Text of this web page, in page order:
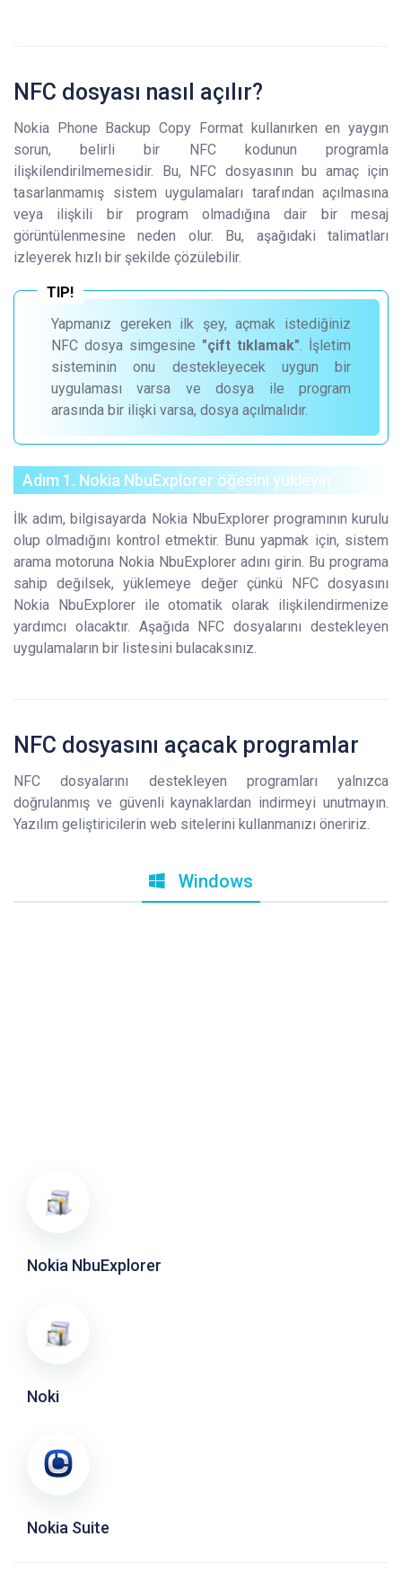
NFC dosyası nasıl açılır?
Nokia Phone Backup Copy Format kullanırken en yaygın
sorun, belirli bir NFC kodunun programla
ilişkilendirilmemesidir. Bu, NFC dosyasının bu amaç için
tasarlanmamış sistem uygulamaları tarafından açılmasına
veya ilişkili bir program olmadığına dair bir mesaj
görüntülenmesine neden olur. Bu, aşağıdaki talimatları
izleyerek hızlı bir şekilde çözülebilir.
Yapmanız gereken ilk şey, açmak istediğiniz
NFC dosya simgesine "çift tıklamak". İşletim
sisteminin onu destekleyecek uygun bir
uygulaması varsa ve dosya ile program
arasında bir ilişki varsa, dosya açılmalıdır.
Adım 1. Nokia NbuExplorer öğesini yükleyin
İlk adım, bilgisayarda Nokia NbuExplorer programının kurulu
olup olmadığını kontrol etmektir. Bunu yapmak için, sistem
arama motoruna Nokia NbuExplorer adını girin. Bu programa
sahip değilsek, yüklemeye değer çünkü NFC dosyasını
Nokia NbuExplorer ile otomatik olarak ilişkilendirmenize
yardımcı olacaktır. Aşağıda NFC dosyalarını destekleyen
uygulamaların bir listesini bulacaksınız.
NFC dosyasını açacak programlar
NFC dosyalarını destekleyen programları yalnızca
doğrulanmış ve güvenli kaynaklardan indirmeyi unutmayın.
Yazılım geliştiricilerin web sitelerini kullanmanızı öneririz.
Windows
Nokia NbuExplorer
Noki
Nokia Suite